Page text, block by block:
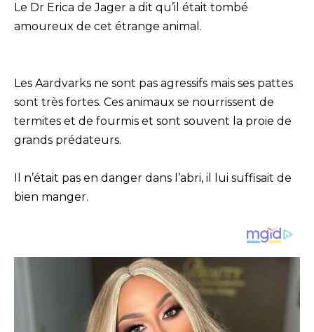
Le Dr Erica de Jager a dit qu’il était tombé
amoureux de cet étrange animal.
Les Aardvarks ne sont pas agressifs mais ses pattes
sont très fortes. Ces animaux se nourrissent de
termites et de fourmis et sont souvent la proie de
grands prédateurs.
Il n’était pas en danger dans l’abri, il lui suffisait de
bien manger.